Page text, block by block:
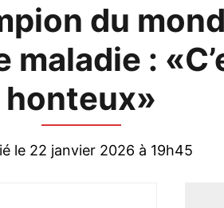
du
maladie :
honteux»
le 22 janvier 2026 à 19h45